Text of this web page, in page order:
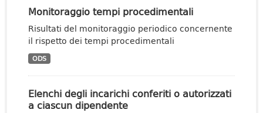
Monitoraggio tempi procedimentali
Risultati del monitoraggio periodico concernente
il rispetto dei tempi procedimentali
ODS
Elenchi degli incarichi conferiti o autorizzati
a ciascun dipendente